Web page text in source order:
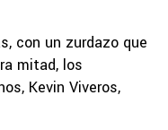
con un zurdazo que
mitad, los
Kevin Viveros,